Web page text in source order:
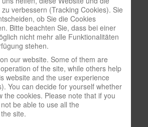
On our own behalf
News archive
verbessern (Tracking Cookies). Sie
ob Sie die Cookies
Bitte beachten Sie, dass bei einer
nicht mehr alle Funktionalitäten
stehen.
our website. Some of them are
of the site, while others help
website and the user experience
You can decide for yourself whether
the cookies. Please note that if you
be able to use all the
site.